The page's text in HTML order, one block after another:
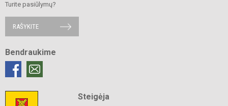
Turite pasiūlymų?
RAŠYKITE
Bendraukime
Steigėja